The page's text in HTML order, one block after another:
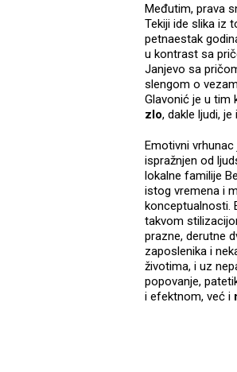
Međutim, prava
Tekiji ide slika iz
petnaestak
u kontrast sa
Janjevo sa
slengom o
Glavonić je u tim
zlo, dakle ljudi, je
Emotivni vrhunac
ispražnjen od
lokalne familije
istog vremena i
konceptualnosti.
takvom
prazne, derutne
zaposlenika i
životima, i uz
popovanje,
i efektnom, već i